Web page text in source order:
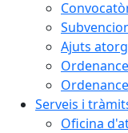
Ajuts
Serveis i
Oficina